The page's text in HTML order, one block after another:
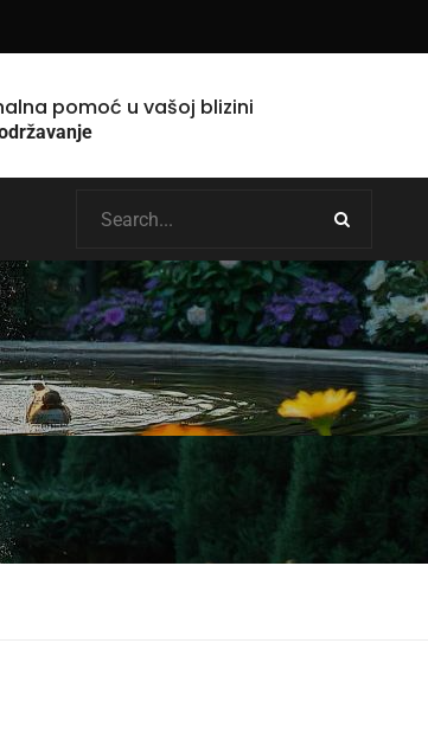
pomoć u vašoj blizini